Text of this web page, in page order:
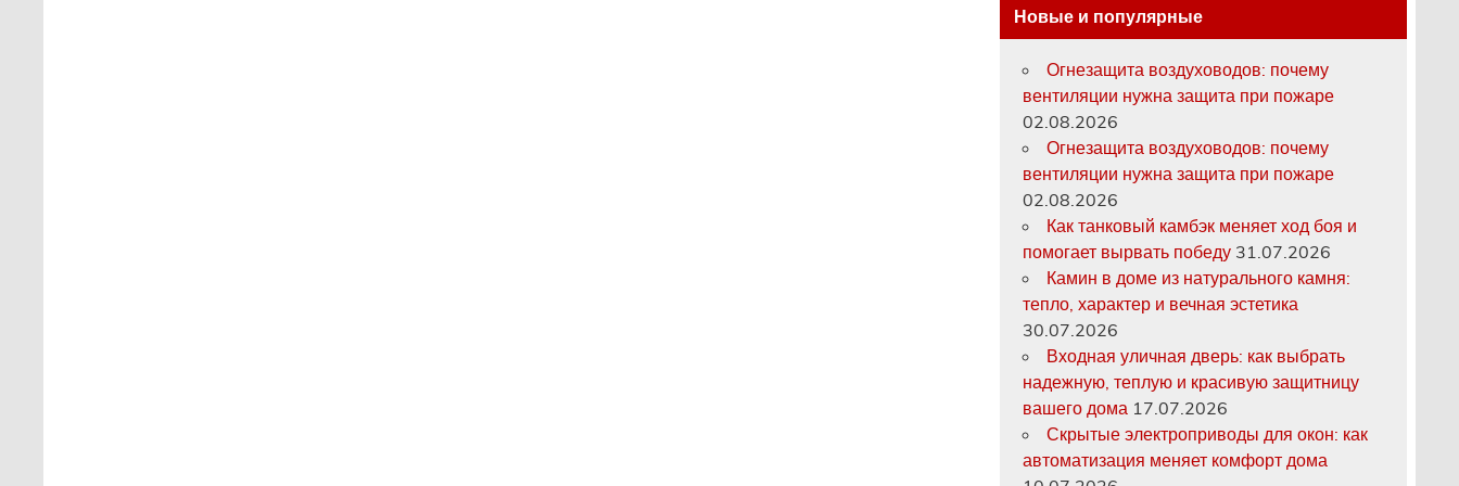
Новые и популярные
Огнезащита воздуховодов: почему
вентиляции нужна защита при пожаре
02.08.2026
Огнезащита воздуховодов: почему
вентиляции нужна защита при пожаре
02.08.2026
Как танковый камбэк меняет ход боя и
помогает вырвать победу 31.07.2026
Камин в доме из натурального камня:
тепло, характер и вечная эстетика
30.07.2026
Входная уличная дверь: как выбрать
надежную, теплую и красивую защитницу
вашего дома 17.07.2026
Скрытые электроприводы для окон: как
автоматизация меняет комфорт дома